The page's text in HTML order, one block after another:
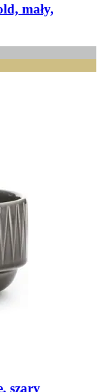
mały,
szary